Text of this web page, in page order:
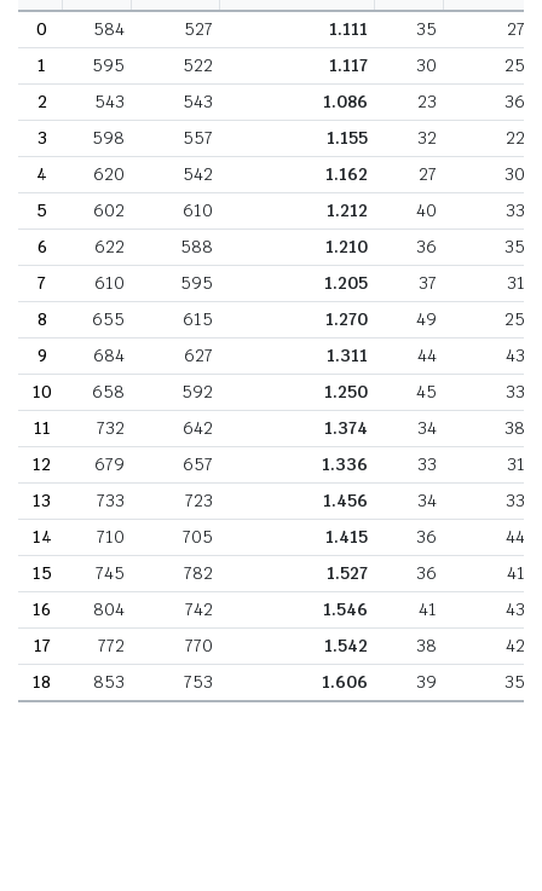
0
584 527 1.111 35
27
1
595 522 1.117 30
25
2
543 543 1.086 23
36
3
598 557 1.155 32
22
4
620 542 1.162 27
30
5
602 610 1.212 40
33
6
622 588 1.210 36
35
7
610 595 1.205 37
31
8
655 615 1.270 49
25
9
684 627 1.311 44
43
10
658 592 1.250 45
33
11
732 642 1.374 34
38
12
679 657 1.336 33
31
13
733 723 1.456 34
33
14
710 705 1.415 36
44
15
745 782 1.527 36
41
16
804 742 1.546 41
43
17
772 770 1.542 38
42
18
853 753 1.606 39 35